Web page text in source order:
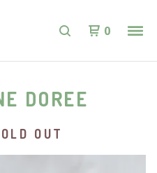
0
DOREE
OUT